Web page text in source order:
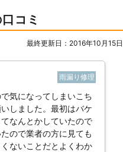
コミ
最終更新日：2016年10月15日
雨漏り修理
気になってしまいこち
しました。最初はバケ
なんとかしていたので
ので業者の方に見ても
ないことだとよくわか